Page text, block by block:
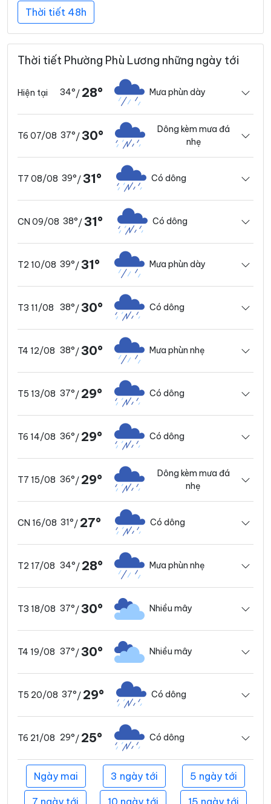
Thời tiết 48h
Thời tiết Phường Phù Lương những ngày tới
Hiện tại 34°/ 28° Mưa phùn dày
T6 07/08 37°/30°
Dông kèm mưa đá
nhẹ
T7 08/08 39°/31° Có dông
CN 09/08 38°/31° Có dông
T2 10/08 39°/31° Mưa phùn dày
T3 11/08 38°/30° Có dông
T4 12/08 38°/30° Mưa phùn nhẹ
T5 13/08 37°/ 29° Có dông
T6 14/08 36°/ 29° Có dông
T7 15/08 36°/ 29°
Dông kèm mưa đá
nhẹ
CN 16/08 31°/ 27° Có dông
T2 17/08 34°/ 28° Mưa phùn nhẹ
T3 18/08 37°/30° Nhiều mây
T4 19/08 37°/30° Nhiều mây
T5 20/08 37°/ 29° Có dông
T6 21/08 29°/ 25° Có dông
Ngày mai 3 ngày tới 5 ngày tới
7 ngày tới 10 ngày tới 15 ngày tới